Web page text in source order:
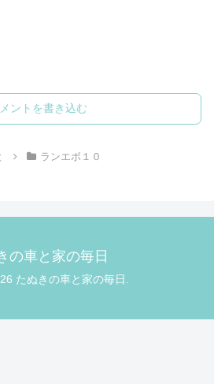
ントを書き込む
ランエボ１０
の車と家の毎日
たぬきの車と家の毎日.